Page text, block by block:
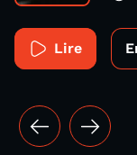
Lire